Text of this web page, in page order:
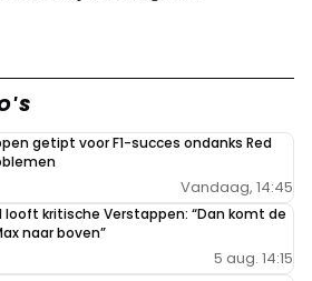
getipt voor F1-succes ondanks Red
Vandaag, 14:45
looft kritische Verstappen: “Dan komt de
naar boven”
5 aug. 14:15